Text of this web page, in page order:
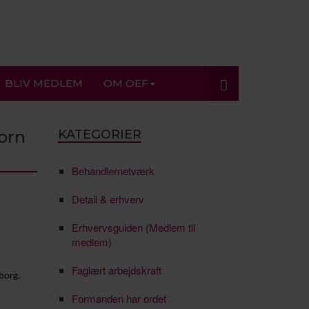
BLIV MEDLEM OM OEF
KATEGORIER
Behandlernetværk
Detail & erhverv
Erhvervsguiden (Medlem til
medlem)
Faglært arbejdskraft
Formanden har ordet